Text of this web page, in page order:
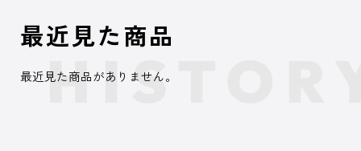
最近見た商品
最近見た商品がありません。